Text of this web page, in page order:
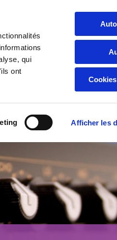
qui
ont
Afficher les
Boutique
06 94 04 92 88
Nos Services